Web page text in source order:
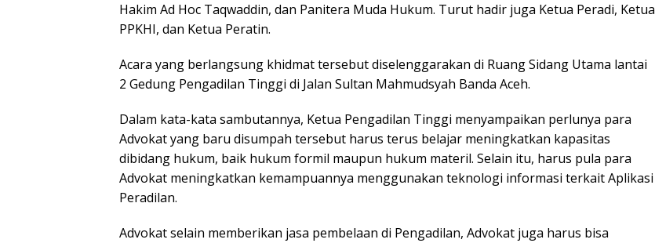
Hakim Ad Hoc Taqwaddin, dan Panitera Muda Hukum. Turut hadir juga Ketua Peradi, Ketua
PPKHI, dan Ketua Peratin.
Acara yang berlangsung khidmat tersebut diselenggarakan di Ruang Sidang Utama lantai
2 Gedung Pengadilan Tinggi di Jalan Sultan Mahmudsyah Banda Aceh.
Dalam kata-kata sambutannya, Ketua Pengadilan Tinggi menyampaikan perlunya para
Advokat yang baru disumpah tersebut harus terus belajar meningkatkan kapasitas
dibidang hukum, baik hukum formil maupun hukum materil. Selain itu, harus pula para
Advokat meningkatkan kemampuannya menggunakan teknologi informasi terkait Aplikasi
Peradilan.
Advokat selain memberikan jasa pembelaan di Pengadilan, Advokat juga harus bisa